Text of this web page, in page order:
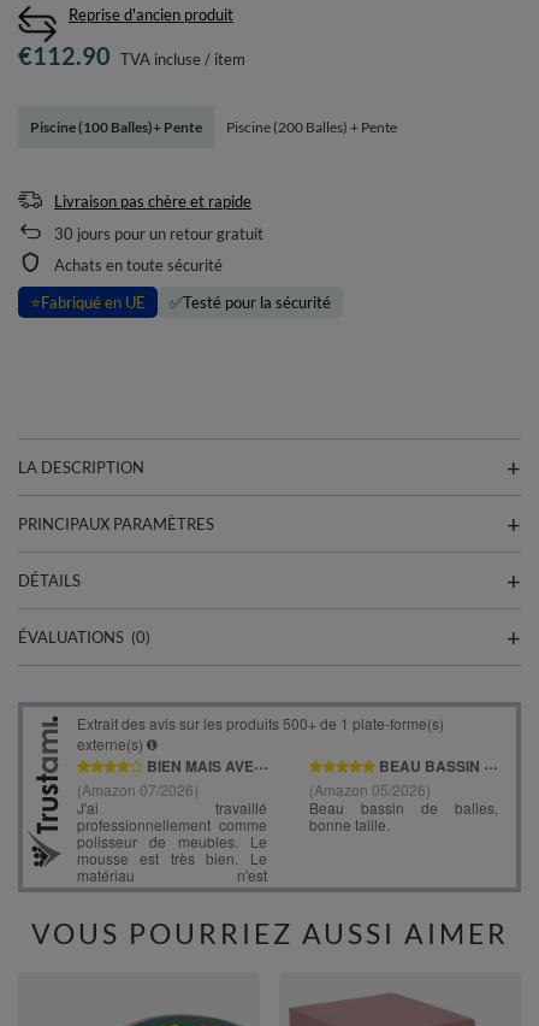
Reprise d'ancien produit
Piscine (100 Balles)+ Pente Piscine (200 Balles) + Pente
€112.90 TVA incluse/ item
Livraison pas chère et rapide
30 jours pour un retour gratuit
Achats en toute sécurité
⭐Fabriqué en UE ✅Testé pour la sécurité
LA DESCRIPTION
PRINCIPAUX PARAMÈTRES
DÉTAILS
ÉVALUATIONS (0)
VOUS POURRIEZ AUSSI AIMER